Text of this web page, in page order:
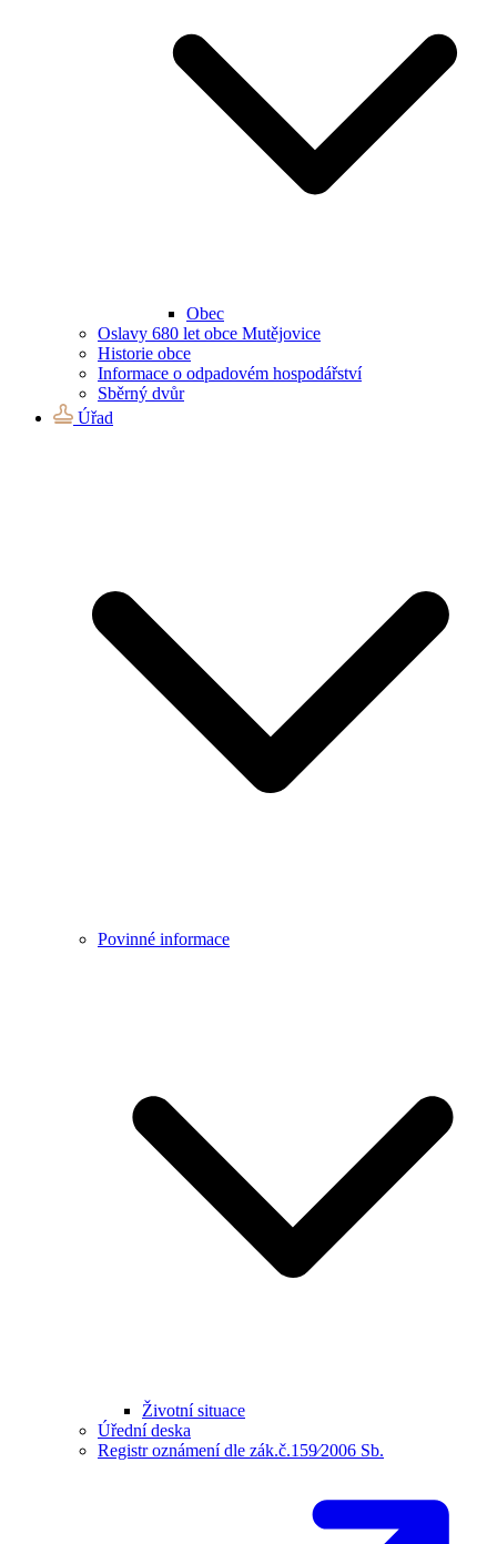
Obec
Oslavy 680 let obce Mutějovice
Historie obce
Informace o odpadovém hospodářství
Sběrný dvůr
Úřad
Povinné informace
Životní situace
Úřední deska
Registr oznámení dle zák.č.159⁄2006 Sb.